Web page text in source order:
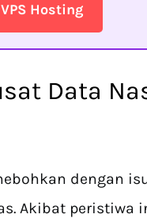
Hosting
Data
dengan
Akibat peristiwa